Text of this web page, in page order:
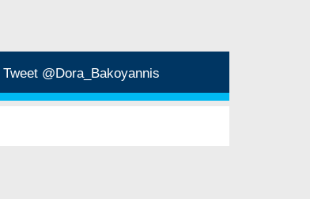
Tweet @Dora_Bakoyannis